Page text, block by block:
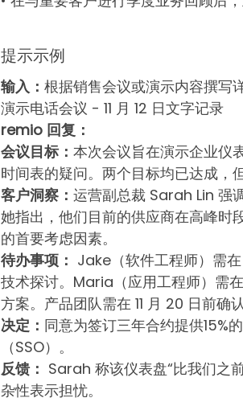
提示示例
输入： 根据销售会议或演示内容撰写
演示电话会议 - 11 月 12 日文字记录
remio 回复：
会议目标： 本次会议旨在演示企业仪
时间表的疑问。两个目标均已达成，
客户洞察： 运营副总裁 Sarah Lin 强
她指出，他们目前的供应商在高峰时
的首要考虑因素。
待办事项： Jake（软件工程师）需在
技术探讨。Maria（应用工程师）需
方案。产品团队需在 11 月 20 日前确
决定： 同意为签订三年合约提供15%
（SSO）。
反馈： Sarah 称该仪表盘“比我们之
杂性表示担忧。